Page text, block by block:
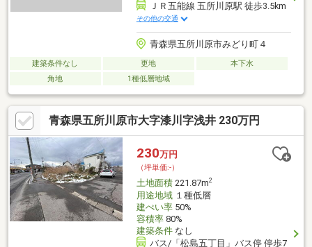
ＪＲ五能線 五所川原駅 徒歩3.5km
その他の交通
青森県五所川原市みどり町４
建築条件なし 更地
本下水
角地
1種低層地域
青森県五所川原市大字漆川字浅井 230万円
230万円
（坪単価:-）
土地面積221.87m2
用途地域１種低層
建ぺい率50%
容積率80%
建築条件なし
バス/「松島五丁目」バス停 停歩7